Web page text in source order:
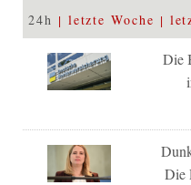
24h letzte Woche
Die
Die